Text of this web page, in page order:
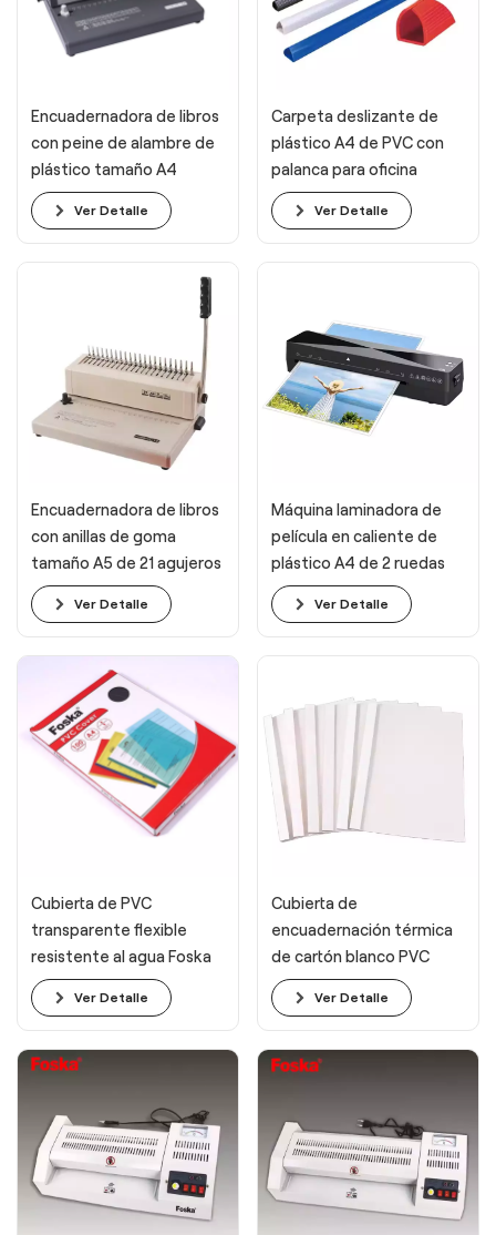
Encuadernadora de libros
con peine de alambre de
plástico tamaño A4
Ver Detalle
Carpeta deslizante de
plástico A4 de PVC con
palanca para oficina
Ver Detalle
Encuadernadora de libros
con anillas de goma
tamaño A5 de 21 agujeros
para oficina
Ver Detalle
Máquina laminadora de
película en caliente de
plástico A4 de 2 ruedas
para oficina
Ver Detalle
Cubierta de PVC
transparente flexible
resistente al agua Foska
A4 visible
Ver Detalle
Cubierta de
encuadernación térmica
de cartón blanco PVC
transparente A4
Ver Detalle